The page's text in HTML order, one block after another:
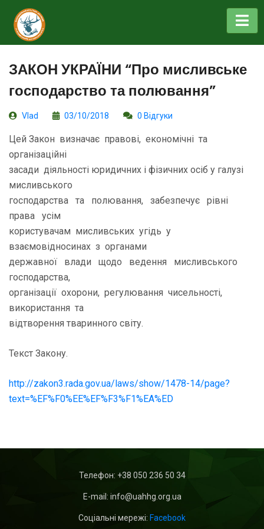
ЗАКОН УКРАЇНИ “Про мисливське
господарство та полювання”
Vlad 03/10/2018 0 Відгуки
Цей Закон визначає правові, економічні та
організаційні
засади діяльності юридичних і фізичних осіб у галузі
мисливського
господарства та полювання, забезпечує рівні
права усім
користувачам мисливських угідь у
взаємовідносинах з органами
державної влади щодо ведення мисливського
господарства,
організації охорони, регулювання чисельності,
використання та
відтворення тваринного світу.
Текст Закону.
http://zakon3.rada.gov.ua/laws/show/1478-14/page?
text=%EF%F0%EE%EF%F3%F1%EA%ED
Телефон: +38 050 236 50 34
E-mail: info@uahhg.org.ua
Cоціальні мережі: Facebook